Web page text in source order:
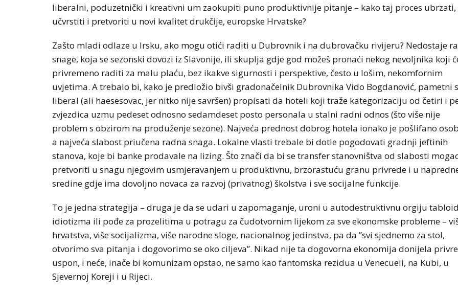
liberalni, poduzetnički i kreativni um zaokupiti puno produktivnije pitanje – kako taj proces ubrzati,
učvrstiti i pretvoriti u novi kvalitet drukčije, europske Hrvatske?
Zašto mladi odlaze u Irsku, ako mogu otići raditi u Dubrovnik i na dubrovačku rivijeru? Nedostaje
snage, koja se sezonski dovozi iz Slavonije, ili skuplja gdje god možeš pronaći nekog nevoljnika koji
privremeno raditi za malu plaću, bez ikakve sigurnosti i perspektive, često u lošim, nekomfornim
uvjetima. A trebalo bi, kako je predložio bivši gradonačelnik Dubrovnika Vido Bogdanović, pametni
liberal (ali haesesovac, jer nitko nije savršen) propisati da hoteli koji traže kategorizaciju od četiri i
zvjezdica uzmu pedeset odnosno sedamdeset posto personala u stalni radni odnos (što više nije
problem s obzirom na produženje sezone). Najveća prednost dobrog hotela ionako je pošlifano
a najveća slabost priučena radna snaga. Lokalne vlasti trebale bi dotle pogodovati gradnji jeftinih
stanova, koje bi banke prodavale na lizing. Što znači da bi se transfer stanovništva od slabosti
pretvoriti u snagu njegovim usmjeravanjem u produktivnu, brzorastuću granu privrede i u
sredine gdje ima dovoljno novaca za razvoj (privatnog) školstva i sve socijalne funkcije.
To je jedna strategija – druga je da se udari u zapomaganje, uroni u autodestruktivnu orgiju
idiotizma ili pođe za prozelitima u potragu za čudotvornim lijekom za sve ekonomske probleme –
hrvatstva, više socijalizma, više narodne sloge, nacionalnog jedinstva, pa da ”svi sjednemo za stol,
otvorimo sva pitanja i dogovorimo se oko ciljeva”. Nikad nije ta dogovorna ekonomija donijela
uspon, i neće, inače bi komunizam opstao, ne samo kao fantomska rezidua u Venecueli, na Kubi, u
Sjevernoj Koreji i u Rijeci.